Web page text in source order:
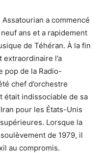
Assatourian a commencé
ans et a rapidement
de Téhéran. À la fin
l’a
pop de la Radio-
chef d’orchestre
était indissociable de sa
pour les États-Unis
Lorsque la
de 1979, il
au compromis.